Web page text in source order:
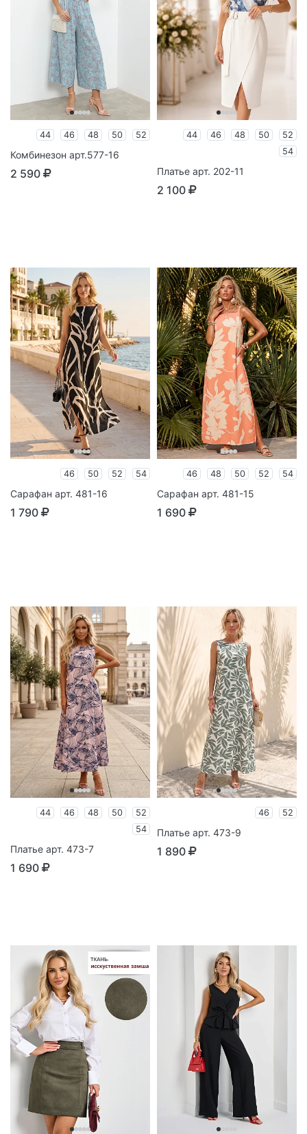
44 46 48 50 52
Комбинезон арт.577-16
2 590
44 46 48 50
52
54
Платье арт. 202-11
2 100
46 50 52 54
Сарафан арт. 481-16
1 790
46 48 50 52 54
Сарафан арт. 481-15
1 690
44 46 48 50
52
54
Платье арт. 473-7
1 690
46 52
Платье арт. 473-9
1 890